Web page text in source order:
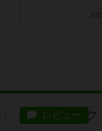
レビュー